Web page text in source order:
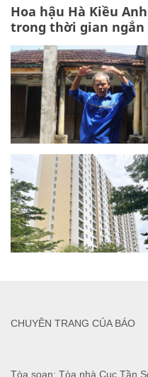
Hoa hậu Hà Kiều
trong thời gian
Tòa soạn: Tòa nhà Cục Tần
CHUYÊN TRANG CỦA BÁO